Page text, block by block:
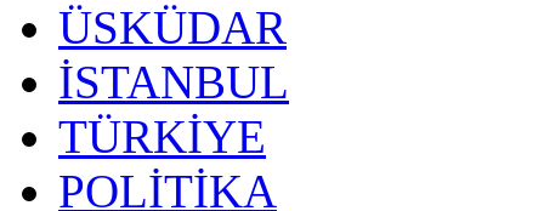
ÜSKÜDAR
İSTANBUL
TÜRKİYE
POLİTİKA